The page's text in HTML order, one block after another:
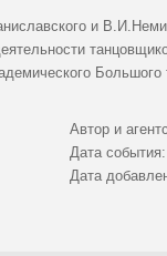
и
Большого
Автор и
Дата события:
Дата